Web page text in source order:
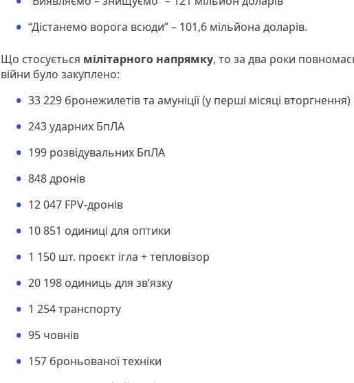
“Дістанемо ворога всюди” – 101,6 мільйона доларів.
Що стосується мілітарного напрямку, то за два роки
війни було закуплено:
33 229 бронежилетів та амуніції (у перші місяці вторгнення)
243 ударних БпЛА
199 розвідувальних БпЛА
848 дронів
12 047 FPV-дронів
10 851 одиниці для оптики
1 150 шт. проєкт ігла + тепловізор
20 198 одиниць для зв’язку
1 254 транспорту
95 човнів
157 броньованої техніки